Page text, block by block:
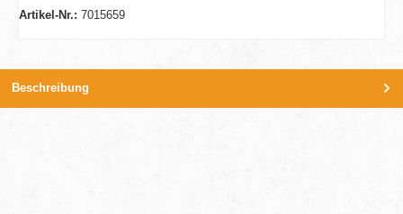
Artikel-Nr.: 7015659
Beschreibung